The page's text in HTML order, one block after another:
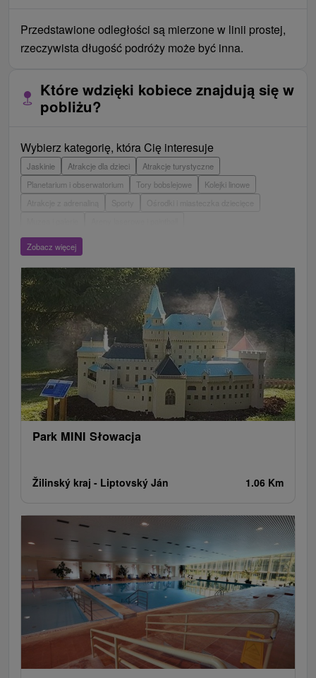
Przedstawione odległości są mierzone w linii prostej,
rzeczywista długość podróży może być inna.
Które wdzięki kobiece znajdują się w
pobliżu?
Wybierz kategorię, która Cię interesuje
Jaskinie Atrakcje dla dzieci
Atrakcje turystyczne
Planetarium i obserwatorium
Tory bobslejowe
Kolejki linowe
Atrakcje z adrenaliną
Wieże obserwacyjne i chodniki
Escaperoom
Ogrody botaniczne
Parki miejskie i zamkowe
Loty widokowe i rejsy wycieczkowe
Tarcze
Jeziora, jeziora, zbiorniki wodne
Zabytki techniki
Pomniki
Wodospady
Kościoły drewniane Źródła Teatry
Jazda konna
Túry a turistické chodníky
Zamki Chaty górskie
Miejsca sakralne
Rafting, rafting, rafting
Obiekty architektoniczne
Ośrodek narciarski
Pola golfowe
Tory gokartowe
Amfiteatry i kina w przyrodzie
Szlaki winne
Cyklotrasy
Zobacz więcej
Park MINI Słowacja
Žilinský kraj - Liptovský Ján 1.06 Km